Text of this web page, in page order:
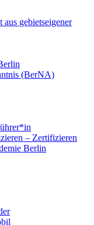
gebietseigener
(BerNA)
– Zertifizieren
Berlin